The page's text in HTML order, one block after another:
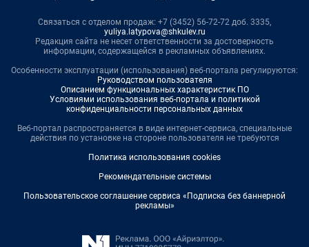
Связаться с отделом продаж: +7 (3452) 56-72-72 доб. 3335,
yuliya.latypova@shkulev.ru
Редакция сайта не несет ответственности за достоверность
информации, содержащейся в рекламных объявлениях.
Особенности эксплуатации (использования) веб-портала регулируются:
Руководством пользователя
Описанием функциональных характеристик ПО
Условиями использования веб-портала и политикой
конфиденциальности персональных данных
Веб-портал распространяется в виде интернет-сервиса, специальные
действия по установке на стороне пользователя не требуются
Политика использования cookies
Рекомендательные системы
Пользовательское соглашение сервиса «Подписка без баннерной
рекламы»